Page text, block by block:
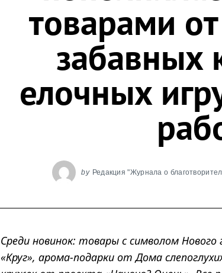
товарами
забавных
елочных
by Редакция "Журнала о
Среди новинок: товары с символом Нового
«Круг», арома-подарки от Дома